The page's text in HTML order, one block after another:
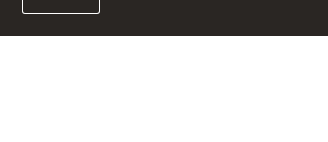
Link zur Website des MLR Baden-